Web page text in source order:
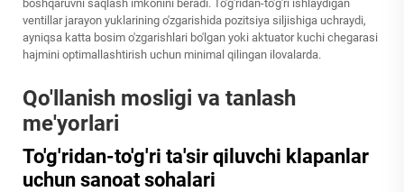
boshqaruvni saqlash imkonini beradi. To'g'ridan-to'g'ri ishlaydigan
ventillar jarayon yuklarining o'zgarishida pozitsiya siljishiga uchraydi,
ayniqsa katta bosim o'zgarishlari bo'lgan yoki aktuator kuchi chegarasi
hajmini optimallashtirish uchun minimal qilingan ilovalarda.
Qo'llanish mosligi va tanlash
me'yorlari
To'g'ridan-to'g'ri ta'sir qiluvchi klapanlar
uchun sanoat sohalari